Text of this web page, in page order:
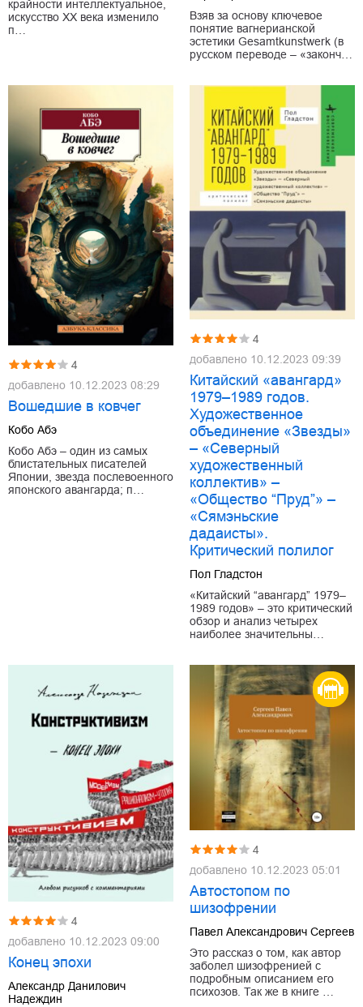
крайности интеллектуальное,
искусство XX века изменило
п…
Взяв за основу ключевое
понятие вагнерианской
эстетики Gesamtkunstwerk (в
русском переводе – «законч…
4
добавлено 10.12.2023 08:29
Вошедшие в ковчег
Кобо Абэ
Кобо Абэ – один из самых
блистательных писателей
Японии, звезда послевоенного
японского авангарда; п…
4
добавлено 10.12.2023 09:39
Китайский «авангард»
1979–1989 годов.
Художественное
объединение «Звезды»
– «Северный
художественный
коллектив» –
«Общество “Пруд”» –
«Сямэньские
дадаисты».
Критический полилог
Пол Гладстон
«Китайский “авангард” 1979–
1989 годов» – это критический
обзор и анализ четырех
наиболее значительны…
4
добавлено 10.12.2023 09:00
Конец эпохи
Александр Данилович
Надеждин
4
добавлено 10.12.2023 05:01
Автостопом по
шизофрении
Павел Александрович Сергеев
Это рассказ о том, как автор
заболел шизофренией с
подробным описанием его
психозов. Так же в книге …